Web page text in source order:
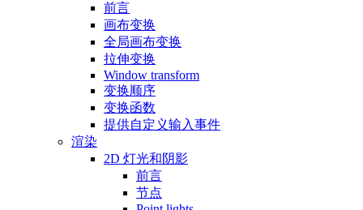
前言
画布变换
全局画布变换
拉伸变换
Window transform
变换顺序
变换函数
提供自定义输入事件
渲染
2D 灯光和阴影
前言
节点